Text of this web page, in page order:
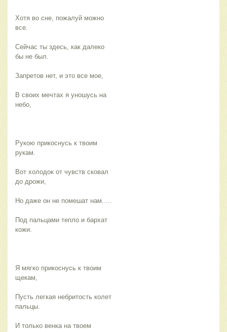
Хотя во сне, пожалуй можно
все.
Сейчас ты здесь, как далеко
бы не был.
Запретов нет, и это все мое,
В своих мечтах я уношусь на
небо,
Рукою прикоснусь к твоим
рукам.
Вот холодок от чувств сковал
до дрожи,
Но даже он не помешат нам.....
Под пальцами тепло и бархат
кожи.
Я мягко прикоснусь к твоим
щекам,
Пусть легкая небритость колет
пальцы.
И только венка на твоем